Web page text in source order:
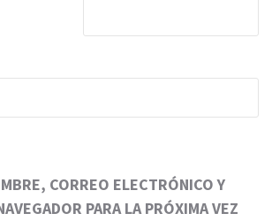
CORREO ELECTRÓNICO Y
PARA LA PRÓXIMA VEZ